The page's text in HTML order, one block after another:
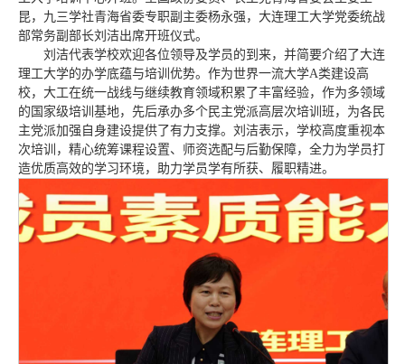
昆，九三学社青海省委专职副主委杨永强，大连理工大学党委统战
部常务副部长刘洁出席开班仪式。
刘洁代表学校欢迎各位领导及学员的到来，并简要介绍了大连
理工大学的办学底蕴与培训优势。作为世界一流大学A类建设高
校，大工在统一战线与继续教育领域积累了丰富经验，作为多领域
的国家级培训基地，先后承办多个民主党派高层次培训班，为各民
主党派加强自身建设提供了有力支撑。刘洁表示，学校高度重视本
次培训，精心统筹课程设置、师资选配与后勤保障，全力为学员打
造优质高效的学习环境，助力学员学有所获、履职精进。